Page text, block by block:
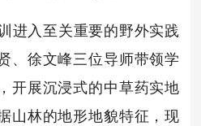
进入至关重要的野外实践
、徐文峰三位导师带领学
开展沉浸式的中草药实地
山林的地形地貌特征，现